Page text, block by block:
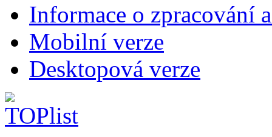
Informace o zpracování
Mobilní verze
Desktopová verze